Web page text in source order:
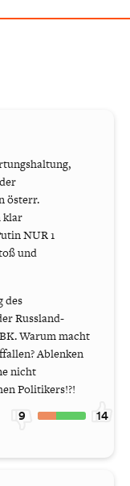
österr.
klar
NUR 1
und
des
Russland-
Warum macht
Ablenken
nicht
Politikers!?!
9 14